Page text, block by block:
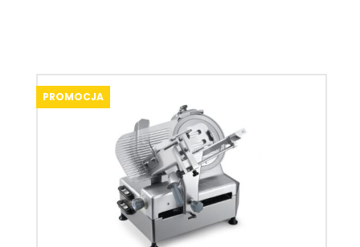
PROMOCJA